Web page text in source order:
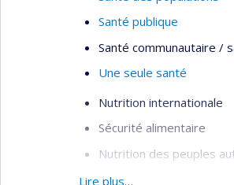
Santé publique
Santé communautaire /
Une seule santé
Nutrition internationale
Sécurité alimentaire
Nutrition des peuples
Systèmes alimentaires
Lire plus…